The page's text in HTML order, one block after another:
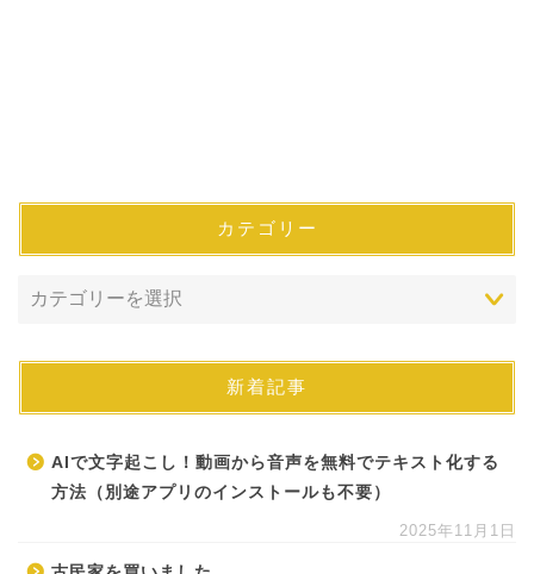
カテゴリー
新着記事
AIで文字起こし！動画から音声を無料でテキスト化する
方法（別途アプリのインストールも不要）
2025年11月1日